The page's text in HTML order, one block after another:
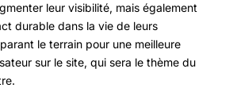
leur visibilité, mais également
durable dans la vie de leurs
le terrain pour une meilleure
sur le site, qui sera le thème du